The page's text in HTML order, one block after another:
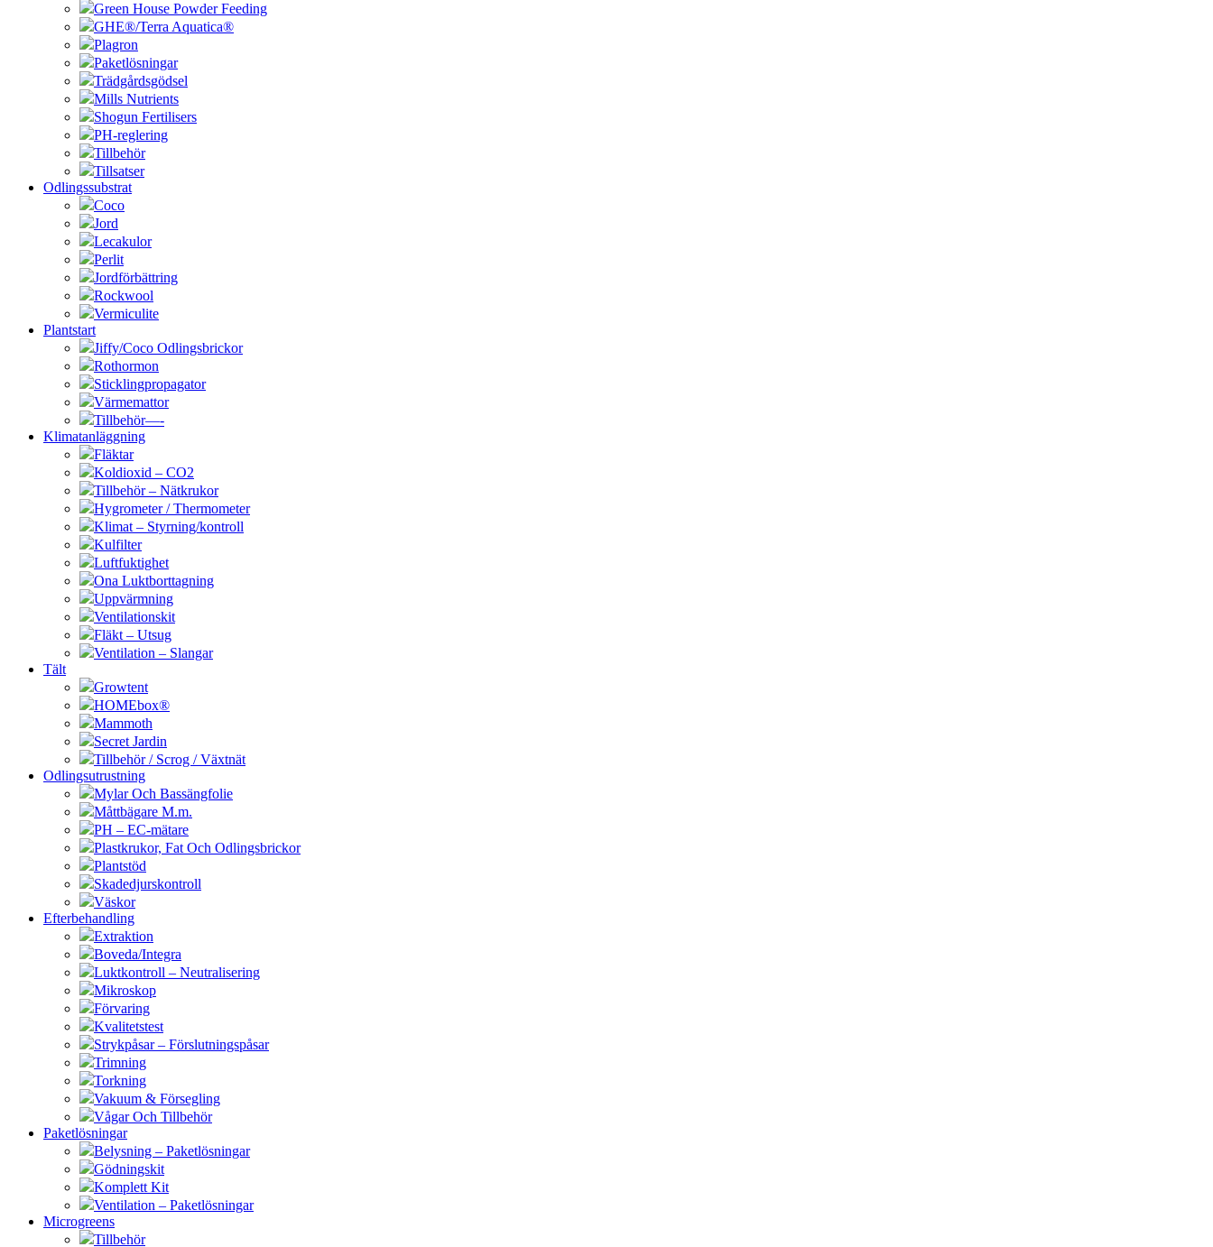
Green House Powder Feeding
GHE®/Terra Aquatica®
Plagron
Paketlösningar
Trädgårdsgödsel
Mills Nutrients
Shogun Fertilisers
PH-reglering
Tillbehör
Tillsatser
Odlingssubstrat
Coco
Jord
Lecakulor
Perlit
Jordförbättring
Rockwool
Vermiculite
Plantstart
Jiffy/Coco Odlingsbrickor
Rothormon
Sticklingpropagator
Värmemattor
Tillbehör—-
Klimatanläggning
Fläktar
Koldioxid – CO2
Tillbehör – Nätkrukor
Hygrometer / Thermometer
Klimat – Styrning/kontroll
Kulfilter
Luftfuktighet
Ona Luktborttagning
Uppvärmning
Ventilationskit
Fläkt – Utsug
Ventilation – Slangar
Tält
Growtent
HOMEbox®
Mammoth
Secret Jardin
Tillbehör / Scrog / Växtnät
Odlingsutrustning
Mylar Och Bassängfolie
Måttbägare M.m.
PH – EC-mätare
Plastkrukor, Fat Och Odlingsbrickor
Plantstöd
Skadedjurskontroll
Väskor
Efterbehandling
Extraktion
Boveda/Integra
Luktkontroll – Neutralisering
Mikroskop
Förvaring
Kvalitetstest
Strykpåsar – Förslutningspåsar
Trimning
Torkning
Vakuum & Försegling
Vågar Och Tillbehör
Paketlösningar
Belysning – Paketlösningar
Gödningskit
Komplett Kit
Ventilation – Paketlösningar
Microgreens
Tillbehör